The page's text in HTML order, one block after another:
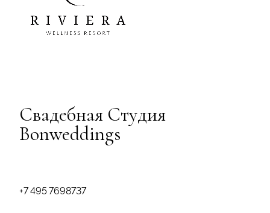
Свадебная Студия
Bonweddings
+7 4957698737